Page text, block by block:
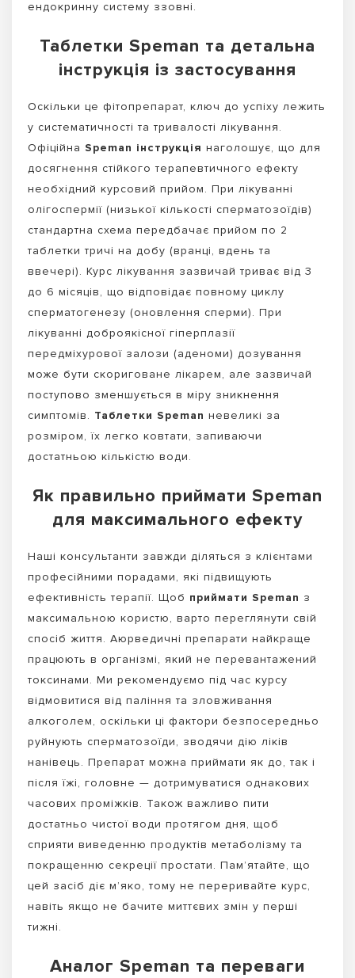
ендокринну систему ззовні.
Таблетки Speman та детальна
інструкція із застосування
Оскільки це фітопрепарат, ключ до успіху лежить
у систематичності та тривалості лікування.
Офіційна Speman інструкція наголошує, що для
досягнення стійкого терапевтичного ефекту
необхідний курсовий прийом. При лікуванні
олігоспермії (низької кількості сперматозоїдів)
стандартна схема передбачає прийом по 2
таблетки тричі на добу (вранці, вдень та
ввечері). Курс лікування зазвичай триває від 3
до 6 місяців, що відповідає повному циклу
сперматогенезу (оновлення сперми). При
лікуванні доброякісної гіперплазії
передміхурової залози (аденоми) дозування
може бути скориговане лікарем, але зазвичай
поступово зменшується в міру зникнення
симптомів. Таблетки Speman невеликі за
розміром, їх легко ковтати, запиваючи
достатньою кількістю води.
Як правильно приймати Speman
для максимального ефекту
Наші консультанти завжди діляться з клієнтами
професійними порадами, які підвищують
ефективність терапії. Щоб приймати Speman з
максимальною користю, варто переглянути свій
спосіб життя. Аюрведичні препарати найкраще
працюють в організмі, який не перевантажений
токсинами. Ми рекомендуємо під час курсу
відмовитися від паління та зловживання
алкоголем, оскільки ці фактори безпосередньо
руйнують сперматозоїди, зводячи дію ліків
нанівець. Препарат можна приймати як до, так і
після їжі, головне — дотримуватися однакових
часових проміжків. Також важливо пити
достатньо чистої води протягом дня, щоб
сприяти виведенню продуктів метаболізму та
покращенню секреції простати. Пам’ятайте, що
цей засіб діє м’яко, тому не переривайте курс,
навіть якщо не бачите миттєвих змін у перші
тижні.
Аналог Speman та переваги